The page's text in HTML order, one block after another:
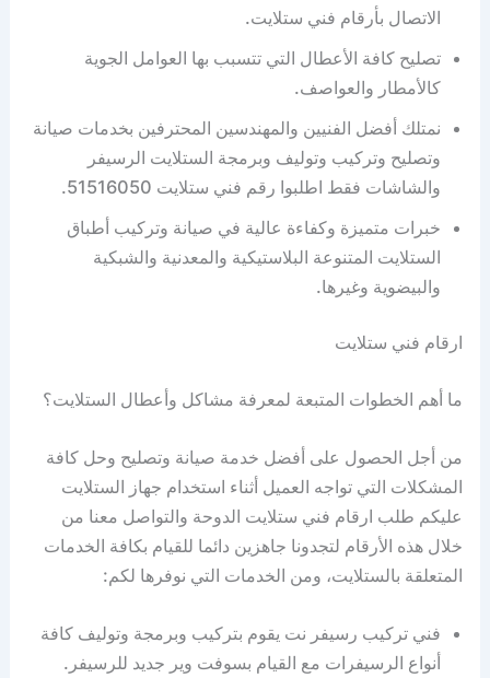
الاتصال بأرقام فني ستلايت.
تصليح كافة الأعطال التي تتسبب بها العوامل الجوية
كالأمطار والعواصف.
نمتلك أفضل الفنيين والمهندسين المحترفين بخدمات صيانة
وتصليح وتركيب وتوليف وبرمجة الستلايت الرسيفر
والشاشات فقط اطلبوا رقم فني ستلايت 51516050.
خبرات متميزة وكفاءة عالية في صيانة وتركيب أطباق
الستلايت المتنوعة البلاستيكية والمعدنية والشبكية
والبيضوية وغيرها.
ارقام فني ستلايت
ما أهم الخطوات المتبعة لمعرفة مشاكل وأعطال الستلايت؟
من أجل الحصول على أفضل خدمة صيانة وتصليح وحل كافة
المشكلات التي تواجه العميل أثناء استخدام جهاز الستلايت
عليكم طلب ارقام فني ستلايت الدوحة والتواصل معنا من
خلال هذه الأرقام لتجدونا جاهزين دائما للقيام بكافة الخدمات
المتعلقة بالستلايت، ومن الخدمات التي نوفرها لكم:
فني تركيب رسيفر نت يقوم بتركيب وبرمجة وتوليف كافة
أنواع الرسيفرات مع القيام بسوفت وير جديد للرسيفر.